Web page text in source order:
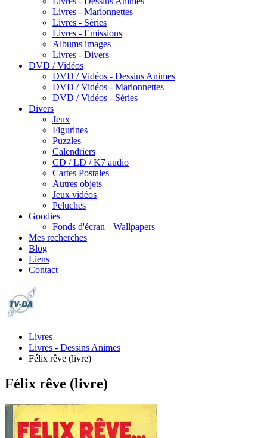
Livres - Marionnettes
Livres - Séries
Livres - Emissions
Albums images
Livres - Divers
DVD / Vidéos
DVD / Vidéos - Dessins Animes
DVD / Vidéos - Marionnettes
DVD / Vidéos - Séries
Divers
Jeux
Figurines
Puzzles
Calendriers
CD / LD / K7 audio
Cartes Postales
Autres objets
Jeux vidéos
Peluches
Goodies
Fonds d'écran || Wallpapers
Mes recherches
Blog
Liens
Contact
Livres
Livres - Dessins Animes
Félix rêve (livre)
Félix rêve (livre)